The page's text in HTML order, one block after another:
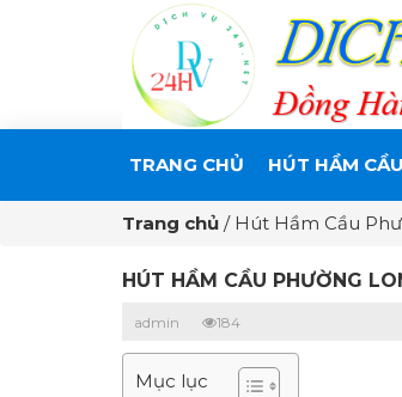
TRANG CHỦ HÚT HẦM CẦU
Trang chủ / Hút Hầm Cầu
HÚT HẦM CẦU PHƯỜNG
admin 184
Mục lục